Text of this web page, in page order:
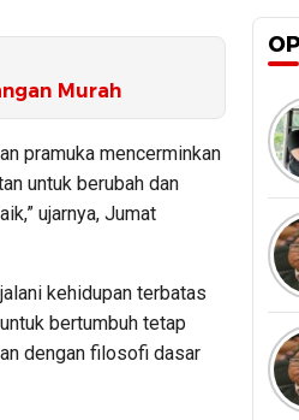
Murah
pramuka mencerminkan
untuk berubah dan
ujarnya, Jumat
kehidupan terbatas
bertumbuh tetap
dengan filosofi dasar